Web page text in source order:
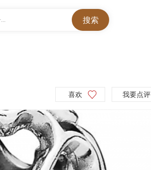
喜欢 我要点评